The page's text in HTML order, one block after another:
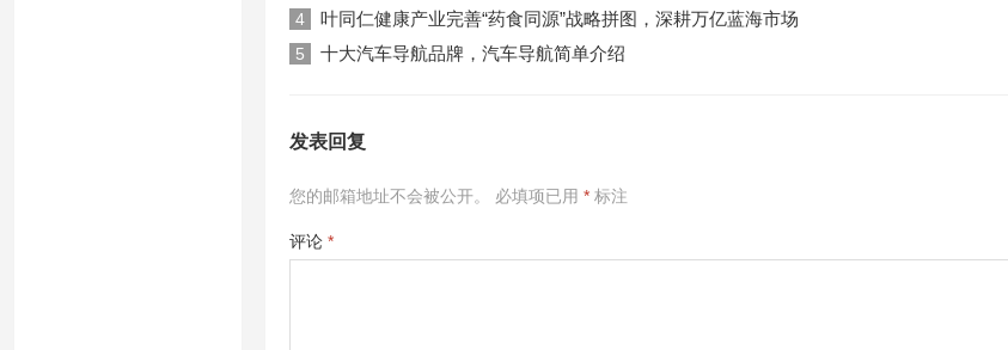
4 叶同仁健康产业完善“药食同源”战略拼图，深耕万亿蓝海市场
5 十大汽车导航品牌，汽车导航简单介绍
发表回复
您的邮箱地址不会被公开。 必填项已用 * 标注
评论 *